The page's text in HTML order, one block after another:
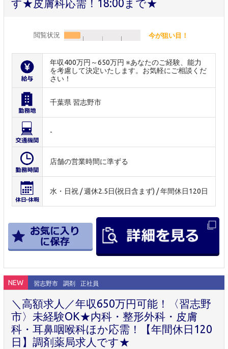
す★皮膚科応需！18:00まで★
閲覧状況 今が狙い目！
年収400万円～650万円 ※あなたのご経験、能力
を考慮して決定いたします。お気軽にご相談くだ
さい！
千葉県 習志野市
-
店舗の営業時間に準ずる
水・日祝 / 週休2.5日(祝日含まず) / 年間休日120日
NEW 習志野市 調剤 正社員
＼高額求人／年収650万円可能！〈習志野
市〉未経験OK★内科・整形外科・皮膚
科・耳鼻咽喉科ほか応需！【年間休日120
日】調剤薬局求人です★